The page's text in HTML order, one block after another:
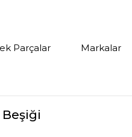
Parçalar Markalar